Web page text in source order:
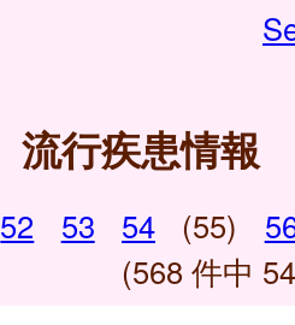
流行疾患情報
52 53 54 (55)
(568 件中